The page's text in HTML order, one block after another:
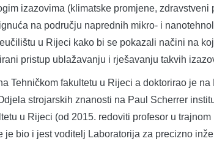
izazovima (klimatske promjene, zdravstveni
na području naprednih mikro- i
u Rijeci kako bi se pokazali načini na
pristup ublažavanju i rješavanju takvih
Tehničkom fakultetu u Rijeci a doktorirao je
strojarskih znanosti na Paul Scherrer
u Rijeci (od 2015. redoviti profesor u
je bio i jest voditelj Laboratorija za precizno